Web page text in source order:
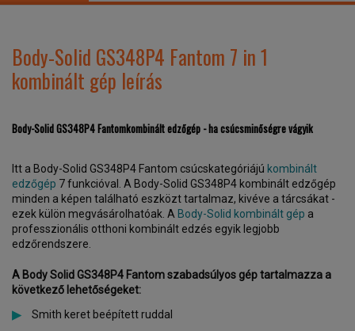
Body-Solid GS348P4 Fantom 7 in 1
kombinált gép leírás
Body-Solid GS348P4 Fantomkombinált edzőgép - ha csúcsminőségre vágyik
Itt a Body-Solid GS348P4 Fantom csúcskategóriájú kombinált
edzőgép 7 funkcióval. A Body-Solid GS348P4 kombinált edzőgép
minden a képen található eszközt tartalmaz, kivéve a tárcsákat -
ezek külön megvásárolhatóak. A Body-Solid kombinált gép a
professzionális otthoni kombinált edzés egyik legjobb
edzőrendszere.
A Body Solid GS348P4 Fantom szabadsúlyos gép tartalmazza a
következő lehetőségeket:
Smith keret beépített ruddal